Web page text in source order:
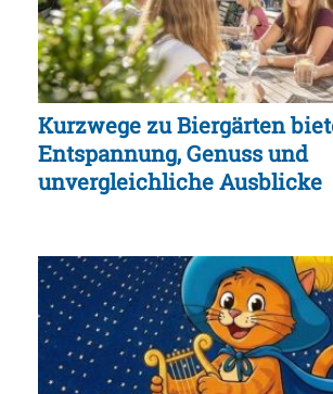
Kurzwege zu Biergärten
Entspannung, Genuss und
unvergleichliche Ausblicke